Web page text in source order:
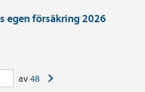
egen försäkring 2026
av48